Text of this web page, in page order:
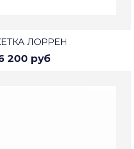
ЛОРРЕН
200 руб